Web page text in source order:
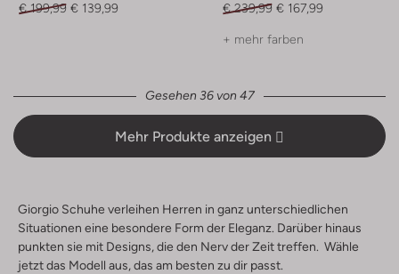
€ 199,99 € 139,99
€ 239,99 € 167,99
+ mehr farben
Gesehen 36 von 47
Mehr Produkte anzeigen
Giorgio Schuhe verleihen Herren in ganz unterschiedlichen
Situationen eine besondere Form der Eleganz. Darüber hinaus
punkten sie mit Designs, die den Nerv der Zeit treffen. Wähle
jetzt das Modell aus, das am besten zu dir passt.